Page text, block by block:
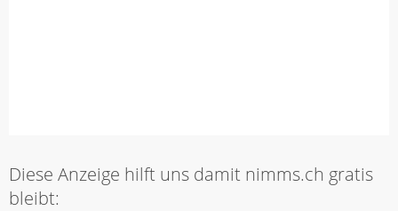
Diese Anzeige hilft uns damit nimms.ch gratis
bleibt: